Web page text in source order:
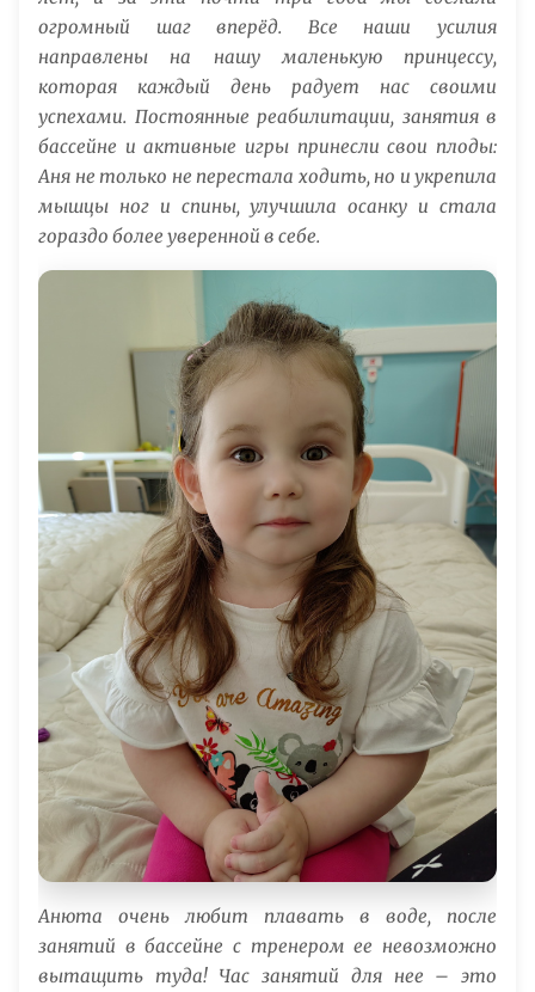
огромный шаг вперёд. Все наши усилия
направлены на нашу маленькую принцессу,
которая каждый день радует нас своими
успехами. Постоянные реабилитации, занятия в
бассейне и активные игры принесли свои плоды:
Аня не только не перестала ходить, но и укрепила
мышцы ног и спины, улучшила осанку и стала
гораздо более уверенной в себе.
Анюта очень любит плавать в воде, после
занятий в бассейне с тренером ее невозможно
вытащить туда! Час занятий для нее – это